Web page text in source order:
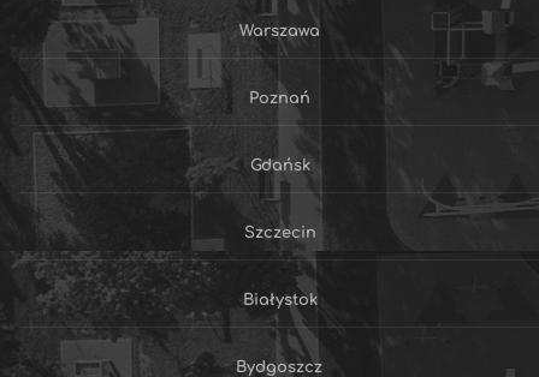
Warszawa
Poznań
Gdańsk
Szczecin
Białystok
Bydgoszcz